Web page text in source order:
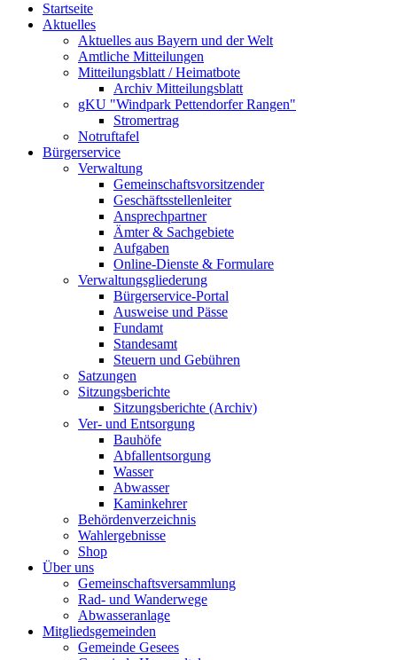
Startseite
Aktuelles
Aktuelles aus Bayern und der Welt
Amtliche Mitteilungen
Mitteilungsblatt / Heimatbote
Archiv Mitteilungsblatt
gKU "Windpark Pettendorfer Rangen"
Stromertrag
Notruftafel
Bürgerservice
Verwaltung
Gemeinschaftsvorsitzender
Geschäftsstellenleiter
Ansprechpartner
Ämter & Sachgebiete
Aufgaben
Online-Dienste & Formulare
Verwaltungsgliederung
Bürgerservice-Portal
Ausweise und Pässe
Fundamt
Standesamt
Steuern und Gebühren
Satzungen
Sitzungsberichte
Sitzungsberichte (Archiv)
Ver- und Entsorgung
Bauhöfe
Abfallentsorgung
Wasser
Abwasser
Kaminkehrer
Behördenverzeichnis
Wahlergebnisse
Shop
Über uns
Gemeinschaftsversammlung
Rad- und Wanderwege
Abwasseranlage
Mitgliedsgemeinden
Gemeinde Gesees